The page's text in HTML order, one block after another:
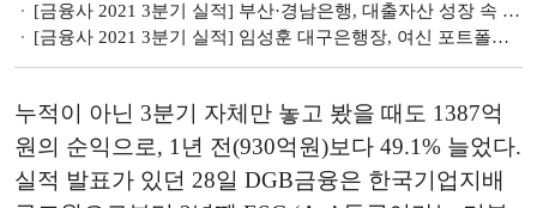
[금융사 2021 3분기 실적] 부산·경남은행, 대출자산 성장 속 건전성 개선 뚜렷(종합)
[금융사 2021 3분기 실적] 임성훈 대구은행장, 여신 포트폴리오 다변화 ‘속도’(종합)
누적이 아닌 3분기 자체만 놓고 봤을 때도 1387억
원의 순익으로, 1년 전(930억원)보다 49.1% 늘었다.
실적 발표가 있던 28일 DGB금융은 한국기업지배